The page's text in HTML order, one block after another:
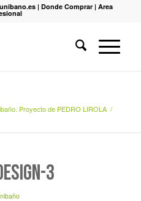
|Donde Comprar |Area
Proyecto de PEDRO LIROLA /
3